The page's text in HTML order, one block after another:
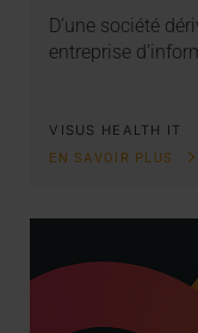
D’une société
entreprise
VISUS HEALTH IT
EN SAVOIR PLUS